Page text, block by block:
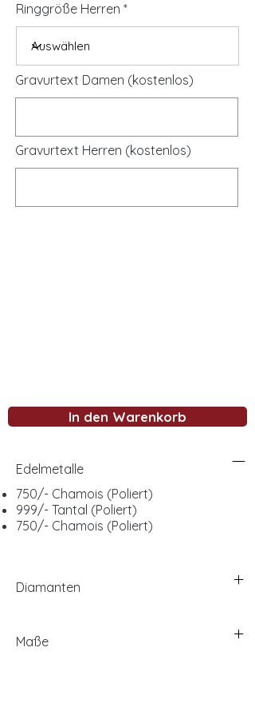
Ringgröße Herren
Gravurtext Damen (kostenlos)
Gravurtext Herren (kostenlos)
In den Warenkorb
Edelmetalle
750/- Chamois (Poliert)
999/- Tantal (Poliert)
750/- Chamois (Poliert)
Diamanten
Maße